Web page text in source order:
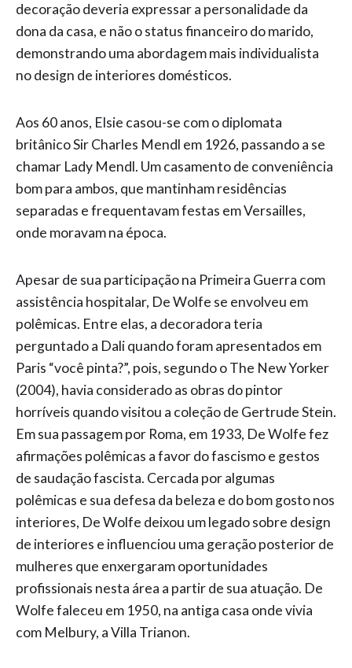
decoração deveria expressar a personalidade da
dona da casa, e não o status financeiro do marido,
demonstrando uma abordagem mais individualista
no design de interiores domésticos.
Aos 60 anos, Elsie casou-se com o diplomata
britânico Sir Charles Mendl em 1926, passando a se
chamar Lady Mendl. Um casamento de conveniência
bom para ambos, que mantinham residências
separadas e frequentavam festas em Versailles,
onde moravam na época.
Apesar de sua participação na Primeira Guerra com
assistência hospitalar, De Wolfe se envolveu em
polêmicas. Entre elas, a decoradora teria
perguntado a Dali quando foram apresentados em
Paris “você pinta?”, pois, segundo o The New Yorker
(2004), havia considerado as obras do pintor
horríveis quando visitou a coleção de Gertrude Stein.
Em sua passagem por Roma, em 1933, De Wolfe fez
afirmações polêmicas a favor do fascismo e gestos
de saudação fascista. Cercada por algumas
polêmicas e sua defesa da beleza e do bom gosto nos
interiores, De Wolfe deixou um legado sobre design
de interiores e influenciou uma geração posterior de
mulheres que enxergaram oportunidades
profissionais nesta área a partir de sua atuação. De
Wolfe faleceu em 1950, na antiga casa onde vivia
com Melbury, a Villa Trianon.